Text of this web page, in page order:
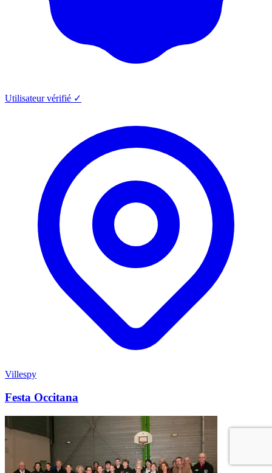
Utilisateur vérifié ✓
Villespy
Festa Occitana